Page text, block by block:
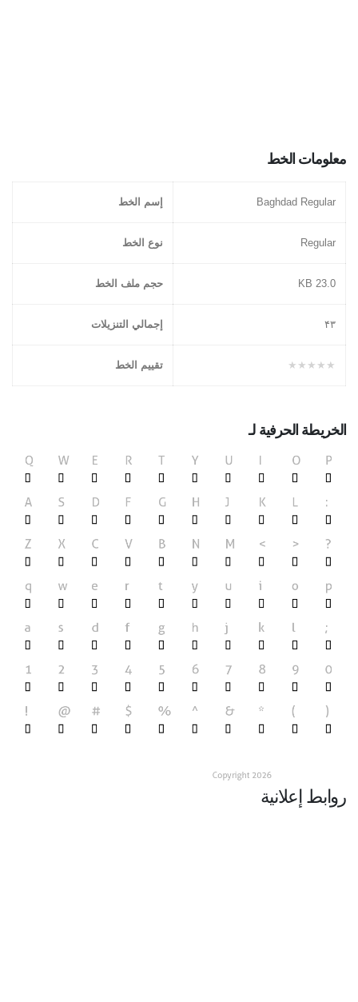
معلومات الخط
Baghdad Regular إسم الخط
Regular نوع الخط
23.0 KB حجم ملف الخط
۴۳ إجمالي التنزيلات
★★★★★ تقييم الخط
الخريطة الحرفية لـ
روابط إعلانية